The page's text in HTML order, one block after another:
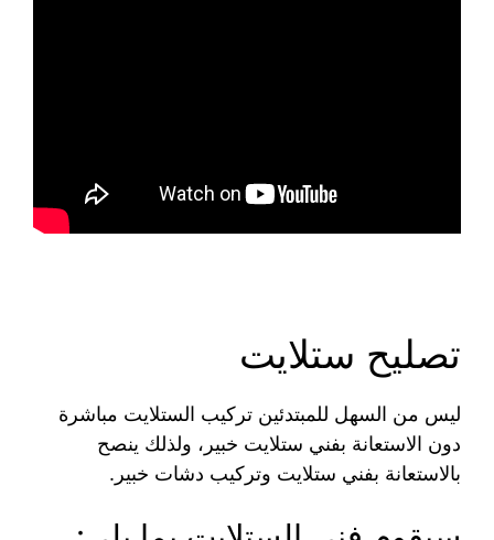
تصليح ستلايت
ليس من السهل للمبتدئين تركيب الستلايت مباشرة
دون الاستعانة بفني ستلايت خبير، ولذلك ينصح
بالاستعانة بفني ستلايت وتركيب دشات خبير.